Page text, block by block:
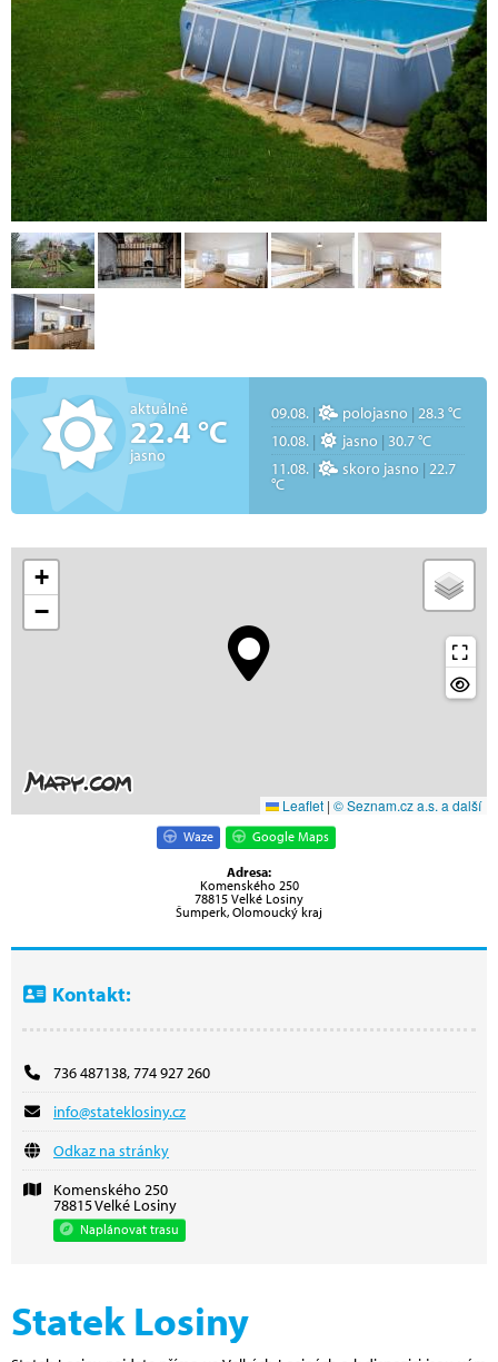
aktuálně
22.4 °C
jasno
09.08. | polojasno | 28.3 °C
10.08. | jasno | 30.7 °C
11.08. | skoro jasno | 22.7
°C
+
−
Leaflet | © Seznam.cz a.s. a další
Waze Google Maps
Adresa:
Komenského 250
78815 Velké Losiny
Šumperk, Olomoucký kraj
Kontakt:
736 487138, 774 927 260
info@stateklosiny.cz
Odkaz na stránky
Komenského 250
78815 Velké Losiny
Naplánovat trasu
Statek Losiny